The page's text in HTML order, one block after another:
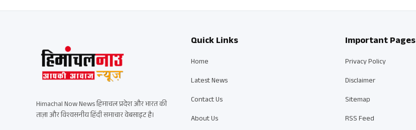
Himachal Now News हिमाचल प्रदेश और भारत की
ताज़ा और विश्वसनीय हिंदी समाचार वेबसाइट है।
Quick Links
Home
Latest News
Contact Us
About Us
Important Pages
Privacy Policy
Disclaimer
Sitemap
RSS Feed